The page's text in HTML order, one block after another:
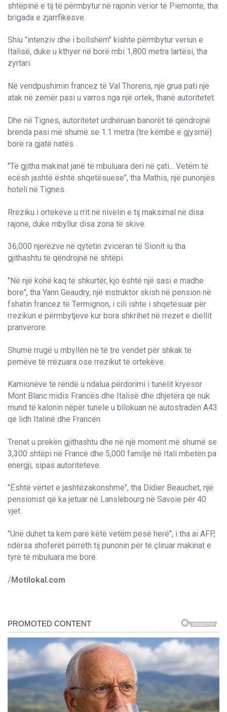
shtëpinë e tij të përmbytur në rajonin verior të Piemonte, tha
brigada e zjarrfikësve.
Shiu "intenziv dhe i bollshëm" kishte përmbytur veriun e
Italisë, duke u kthyer në borë mbi 1,800 metra lartësi, tha
zyrtari.
Në vendpushimin francez të Val Thorens, një grua pati një
atak në zemër pasi u varros nga një ortek, thanë autoritetet.
Dhe në Tignes, autoritetet urdhëruan banorët të qëndrojnë
brenda pasi më shumë se 1.1 metra (tre këmbë e gjysmë)
borë ra gjatë natës.
"Të gjitha makinat janë të mbuluara deri në çati... Vetëm të
ecësh jashtë është shqetësuese", tha Mathis, një punonjës
hoteli në Tignes.
Rreziku i ortekëve u rrit në nivelin e tij maksimal në disa
rajone, duke mbyllur disa zona të skive.
36,000 njerëzve në qytetin zviceran të Sionit iu tha
gjithashtu të qëndrojnë në shtëpi.
"Në një kohë kaq të shkurtër, kjo është një sasi e madhe
bore", tha Yann Geaudry, një instruktor skish në pension në
fshatin francez të Termignon, i cili ishte i shqetësuar për
rrezikun e përmbytjeve kur bora shkrihet në rrezet e diellit
pranverore.
Shumë rrugë u mbyllën në të tre vendet për shkak të
pemëve të rrëzuara ose rrezikut të ortekëve.
Kamionëve të rëndë u ndalua përdorimi i tunelit kryesor
Mont Blanc midis Francës dhe Italisë dhe dhjetëra që nuk
mund të kalonin nëpër tunele u bllokuan në autostradën A43
që lidh Italinë dhe Francën.
Trenat u prekën gjithashtu dhe në një moment më shumë se
3,300 shtëpi në Francë dhe 5,000 familje në Itali mbetën pa
energji, sipas autoriteteve.
"Është vërtet e jashtëzakonshme", tha Didier Beauchet, një
pensionist që ka jetuar në Lanslebourg në Savoie për 40
vjet.
"Unë duhet ta kem parë këtë vetëm pesë herë", i tha ai AFP,
ndërsa shoferët përreth tij punonin për të çliruar makinat e
tyre të mbuluara me borë.
/Motilokal.com